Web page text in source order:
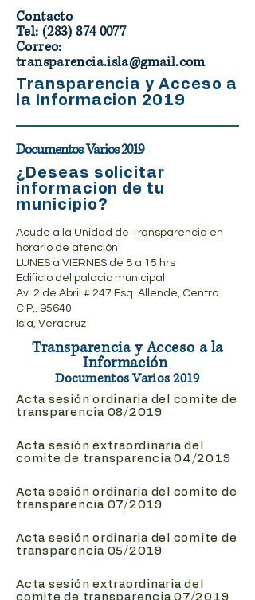
Contacto
Tel: (283) 874 0077
Correo:
transparencia.isla@gmail.com
Transparencia y Acceso a
la Informacion 2019
Documentos Varios 2019
¿Deseas solicitar
informacion de tu
municipio?
Acude a la Unidad de Transparencia en
horario de atención
LUNES a VIERNES de 8 a 15 hrs
Edificio del palacio municipal
Av. 2 de Abril # 247 Esq. Allende, Centro.
C.P,. 95640
Isla, Veracruz
Transparencia y Acceso a la
Información
Documentos Varios 2019
​Acta sesión ordinaria del comite de
transparencia 08/2019
Acta sesión extraordinaria del
comite de transparencia 04/2019
Acta sesión ordinaria del comite de
transparencia 07/2019
Acta sesión ordinaria del comite de
transparencia 05/2019
Acta sesión extraordinaria del
comite de transparencia 07/2019